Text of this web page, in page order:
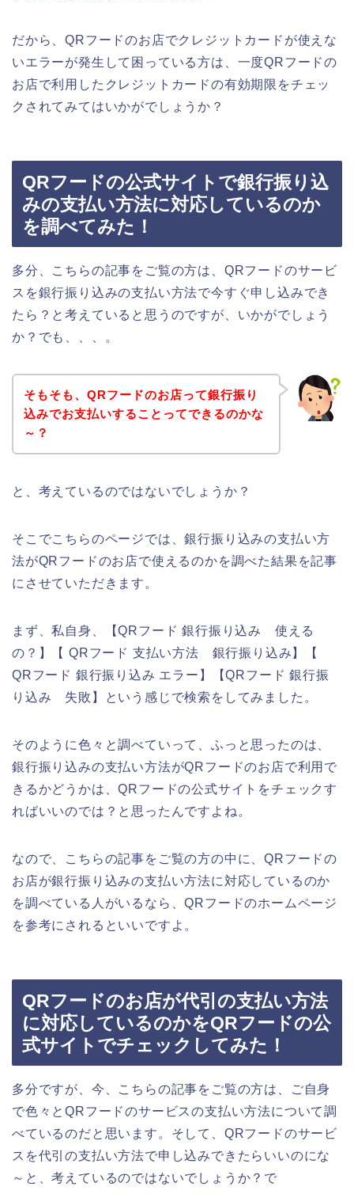
だから、QRフードのお店でクレジットカードが使えな
いエラーが発生して困っている方は、一度QRフードの
お店で利用したクレジットカードの有効期限をチェッ
クされてみてはいかがでしょうか？
QRフードの公式サイトで銀行振り込
みの支払い方法に対応しているのか
を調べてみた！
多分、こちらの記事をご覧の方は、QRフードのサービ
スを銀行振り込みの支払い方法で今すぐ申し込みでき
たら？と考えていると思うのですが、いかがでしょう
か？でも、、、。
そもそも、QRフードのお店って銀行振り
込みでお支払いすることってできるのかな
～？
と、考えているのではないでしょうか？
そこでこちらのページでは、銀行振り込みの支払い方
法がQRフードのお店で使えるのかを調べた結果を記事
にさせていただきます。
まず、私自身、【QRフード 銀行振り込み 使える
の？】【 QRフード 支払い方法 銀行振り込み】【
QRフード 銀行振り込み エラー】【QRフード 銀行振
り込み 失敗】という感じで検索をしてみました。
そのように色々と調べていって、ふっと思ったのは、
銀行振り込みの支払い方法がQRフードのお店で利用で
きるかどうかは、QRフードの公式サイトをチェックす
ればいいのでは？と思ったんですよね。
なので、こちらの記事をご覧の方の中に、QRフードの
お店が銀行振り込みの支払い方法に対応しているのか
を調べている人がいるなら、QRフードのホームページ
を参考にされるといいですよ。
QRフードのお店が代引の支払い方法
に対応しているのかをQRフードの公
式サイトでチェックしてみた！
多分ですが、今、こちらの記事をご覧の方は、ご自身
で色々とQRフードのサービスの支払い方法について調
べているのだと思います。そして、QRフードのサービ
スを代引の支払い方法で申し込みできたらいいのにな
～と、考えているのではないでしょうか？で